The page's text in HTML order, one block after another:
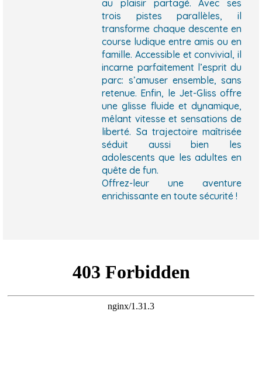
au plaisir partagé. Avec ses
trois pistes parallèles, il
transforme chaque descente en
course ludique entre amis ou en
famille. Accessible et convivial, il
incarne parfaitement l’esprit du
parc: s’amuser ensemble, sans
retenue. Enfin, le Jet-Gliss offre
une glisse fluide et dynamique,
mêlant vitesse et sensations de
liberté. Sa trajectoire maîtrisée
séduit aussi bien les
adolescents que les adultes en
quête de fun.
Offrez-leur une aventure
enrichissante en toute sécurité !